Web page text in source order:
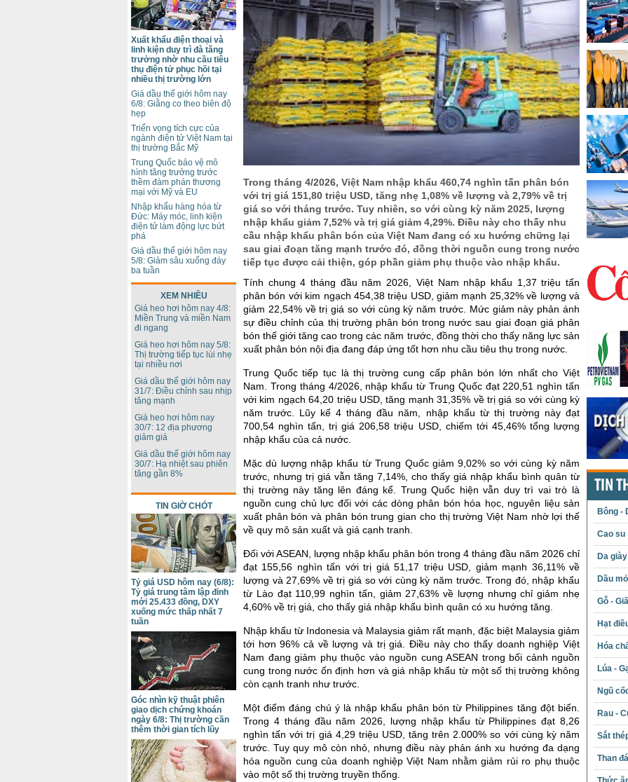
Trong tháng 4/2026, Việt Nam nhập khẩu 460,74 nghìn tấn phân bón
với trị giá 151,80 triệu USD, tăng nhẹ 1,08% về lượng và 2,79% về trị
giá so với tháng trước. Tuy nhiên, so với cùng kỳ năm 2025, lượng
nhập khẩu giảm 7,52% và trị giá giảm 4,29%. Điều này cho thấy nhu
cầu nhập khẩu phân bón của Việt Nam đang có xu hướng chững lại
sau giai đoạn tăng mạnh trước đó, đồng thời nguồn cung trong nước
tiếp tục được cải thiện, góp phần giảm phụ thuộc vào nhập khẩu.
Tính chung 4 tháng đầu năm 2026, Việt Nam nhập khẩu 1,37 triệu tấn
phân bón với kim ngạch 454,38 triệu USD, giảm mạnh 25,32% về lượng và
giảm 22,54% về trị giá so với cùng kỳ năm trước. Mức giảm này phản ánh
sự điều chỉnh của thị trường phân bón trong nước sau giai đoạn giá phân
bón thế giới tăng cao trong các năm trước, đồng thời cho thấy năng lực sản
xuất phân bón nội địa đang đáp ứng tốt hơn nhu cầu tiêu thụ trong nước.
Trung Quốc tiếp tục là thị trường cung cấp phân bón lớn nhất cho Việt
Nam. Trong tháng 4/2026, nhập khẩu từ Trung Quốc đạt 220,51 nghìn tấn
với kim ngạch 64,20 triệu USD, tăng mạnh 31,35% về trị giá so với cùng kỳ
năm trước. Lũy kế 4 tháng đầu năm, nhập khẩu từ thị trường này đạt
700,54 nghìn tấn, trị giá 206,58 triệu USD, chiếm tới 45,46% tổng lượng
nhập khẩu của cả nước.
Mặc dù lượng nhập khẩu từ Trung Quốc giảm 9,02% so với cùng kỳ năm
trước, nhưng trị giá vẫn tăng 7,14%, cho thấy giá nhập khẩu bình quân từ
thị trường này tăng lên đáng kể. Trung Quốc hiện vẫn duy trì vai trò là
nguồn cung chủ lực đối với các dòng phân bón hóa học, nguyên liệu sản
xuất phân bón và phân bón trung gian cho thị trường Việt Nam nhờ lợi thế
về quy mô sản xuất và giá cạnh tranh.
Đối với ASEAN, lượng nhập khẩu phân bón trong 4 tháng đầu năm 2026 chỉ
đạt 155,56 nghìn tấn với trị giá 51,17 triệu USD, giảm mạnh 36,11% về
lượng và 27,69% về trị giá so với cùng kỳ năm trước. Trong đó, nhập khẩu
từ Lào đạt 110,99 nghìn tấn, giảm 27,63% về lượng nhưng chỉ giảm nhẹ
4,60% về trị giá, cho thấy giá nhập khẩu bình quân có xu hướng tăng.
Nhập khẩu từ Indonesia và Malaysia giảm rất mạnh, đặc biệt Malaysia giảm
tới hơn 96% cả về lượng và trị giá. Điều này cho thấy doanh nghiệp Việt
Nam đang giảm phụ thuộc vào nguồn cung ASEAN trong bối cảnh nguồn
cung trong nước ổn định hơn và giá nhập khẩu từ một số thị trường không
còn cạnh tranh như trước.
Một điểm đáng chú ý là nhập khẩu phân bón từ Philippines tăng đột biến.
Trong 4 tháng đầu năm 2026, lượng nhập khẩu từ Philippines đạt 8,26
nghìn tấn với trị giá 4,29 triệu USD, tăng trên 2.000% so với cùng kỳ năm
trước. Tuy quy mô còn nhỏ, nhưng điều này phản ánh xu hướng đa dạng
hóa nguồn cung của doanh nghiệp Việt Nam nhằm giảm rủi ro phụ thuộc
vào một số thị trường truyền thống.
Xuất khẩu điện thoại và
linh kiện duy trì đà tăng
trưởng nhờ nhu cầu tiêu
thụ điện tử phục hồi tại
nhiều thị trường lớn
Giá dầu thế giới hôm nay
6/8: Giằng co theo biên độ
hẹp
Triển vọng tích cực của
ngành điện tử Việt Nam tại
thị trường Bắc Mỹ
Trung Quốc bảo vệ mô
hình tăng trưởng trước
thềm đàm phán thương
mại với Mỹ và EU
Nhập khẩu hàng hóa từ
Đức: Máy móc, linh kiện
điện tử làm động lực bứt
phá
Giá dầu thế giới hôm nay
5/8: Giảm sâu xuống đáy
ba tuần
XEM NHIỀU
Giá heo hơi hôm nay 4/8:
Miền Trung và miền Nam
đi ngang
Giá heo hơi hôm nay 5/8:
Thị trường tiếp tục lùi nhẹ
tại nhiều nơi
Giá dầu thế giới hôm nay
31/7: Điều chỉnh sau nhịp
tăng mạnh
Giá heo hơi hôm nay
30/7: 12 địa phương
giảm giá
Giá dầu thế giới hôm nay
30/7: Hạ nhiệt sau phiên
tăng gần 8%
TIN GIỜ CHÓT
Tỷ giá USD hôm nay (6/8):
Tỷ giá trung tâm lập đỉnh
mới 25.433 đồng, DXY
xuống mức thấp nhất 7
tuần
Góc nhìn kỹ thuật phiên
giao dịch chứng khoán
ngày 6/8: Thị trường cần
thêm thời gian tích lũy
TIN
Bông -
Cao su
Da giày
Dầu
Gỗ -
Hạt
Hóa
Lúa -
Ngũ
Rau -
Sắt
Than đá